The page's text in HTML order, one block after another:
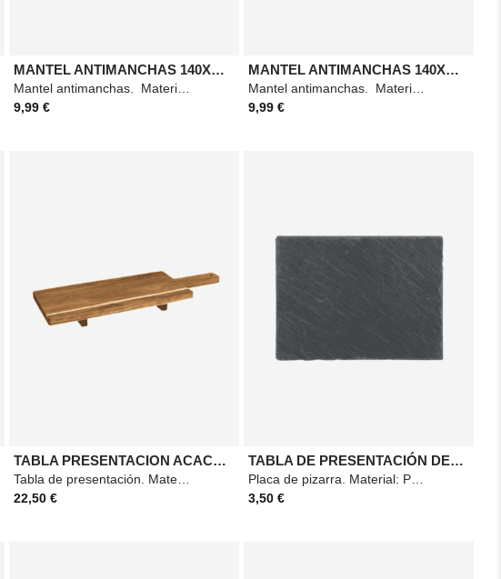
MANTEL ANTIMANCHAS 140X240 ROJO
9,99 €
MANTEL ANTIMANCHAS 140X240 GRIS
9,99 €
TABLA PRESENTACION ACACIA 70X25
22,50 €
TABLA DE PRESENTACIÓN DE PIZARRA 24X32
3,50 €